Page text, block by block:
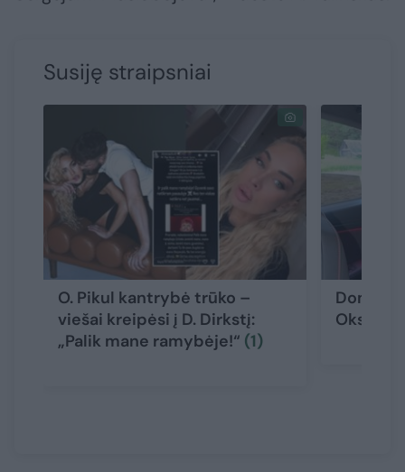
Susiję straipsniai
O. Pikul kantrybė trūko –
viešai kreipėsi į D. Dirkstį:
„Palik mane ramybėje!“ (1)